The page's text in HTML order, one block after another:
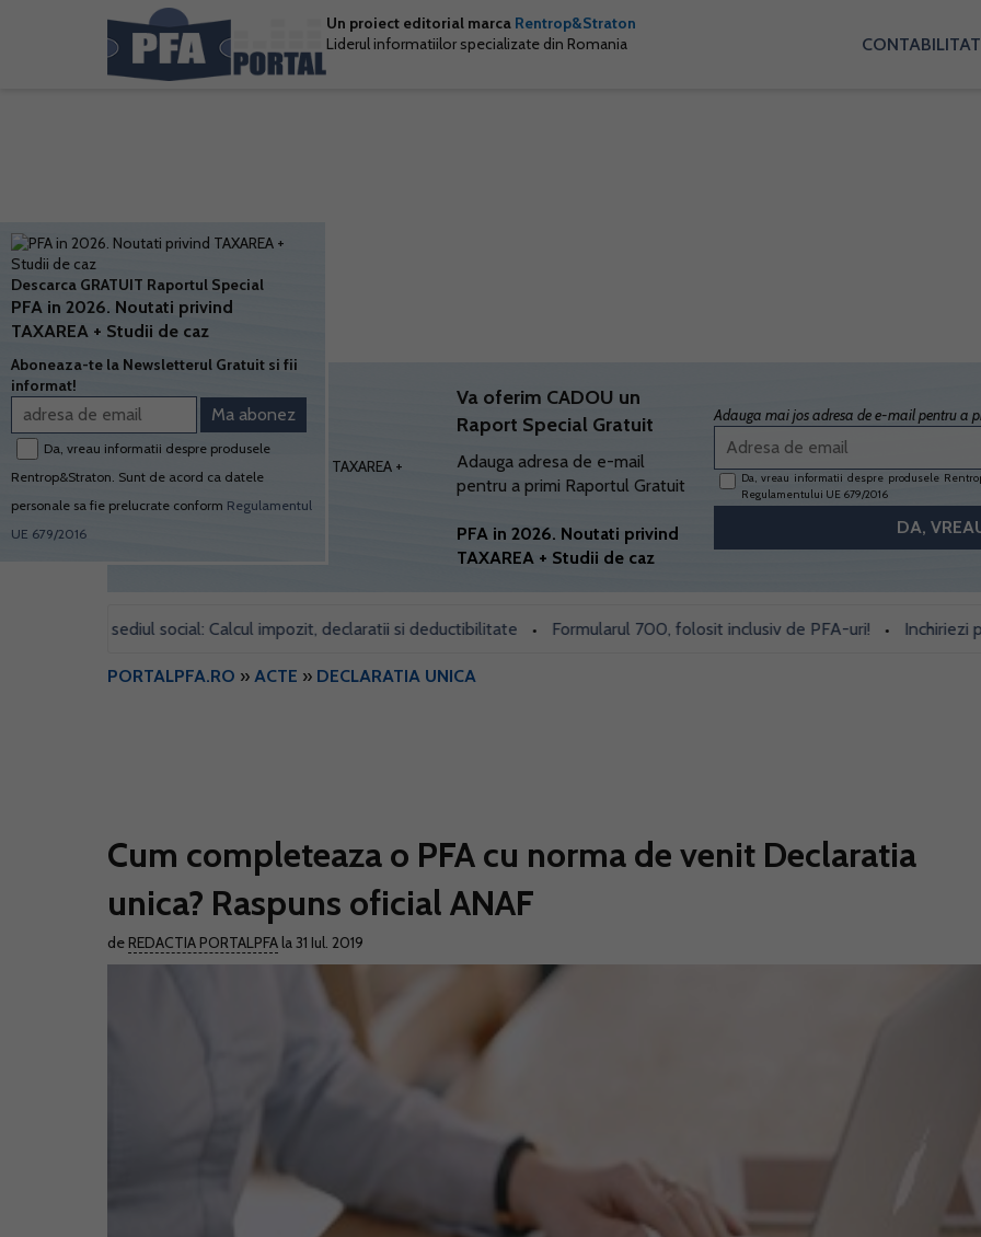
Un proiect editorial marca Rentrop&Straton
Liderul informatiilor specializate din Romania
Va oferim CADOU un
Raport Special Gratuit
Adauga adresa de e-mail
pentru a primi Raportul Gratuit
PFA in 2026. Noutati privind
TAXAREA + Studii de caz
Adauga mai jos adresa de e-mail pentru a
Da, vreau informatii despre produsele
Regulamentului UE 679/2016
sediul social: Calcul impozit, declaratii si deductibilitate • Formularul 700, folosit inclusiv de PFA-uri! • Inchiriezi prin
PORTALPFA.RO » ACTE » DECLARATIA UNICA
Cum completeaza o PFA cu norma de venit Declaratia
unica? Raspuns oficial ANAF
de REDACTIA PORTALPFA la 31 Iul. 2019
Descarca GRATUIT Raportul Special
PFA in 2026. Noutati privind
TAXAREA + Studii de caz
Aboneaza-te la Newsletterul Gratuit si fii
informat!
Da, vreau informatii despre produsele
Rentrop&Straton. Sunt de acord ca datele
personale sa fie prelucrate conform Regulamentul
UE 679/2016